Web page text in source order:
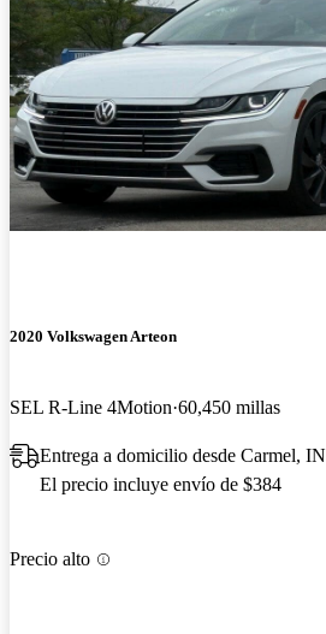
2020 Volkswagen Arteon
SEL R-Line 4Motion 60,450 millas
Entrega a domicilio desde Carmel, IN
El precio incluye envío de $384
Precio alto